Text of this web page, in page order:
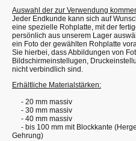
Auswahl der zur Verwendung
Jeder Endkunde kann sich auf
eine spezielle Rohplatte, mit der
persönlich aus unserem Lager
ein Foto der gewählten Rohplatte
Sie hierbei, dass Abbildungen von
Bildschirmeinstellugen,
nicht verbindlich sind.
Erhältliche Materialstärken:
- 20 mm massiv
- 30 mm massiv
- 40 mm massiv
- bis 100 mm mit Blockkante
Gehrung)